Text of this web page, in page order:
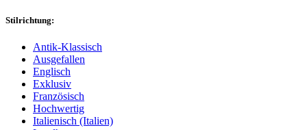
Stilrichtung:
Antik-Klassisch
Ausgefallen
Englisch
Exklusiv
Französisch
Hochwertig
Italienisch (Italien)